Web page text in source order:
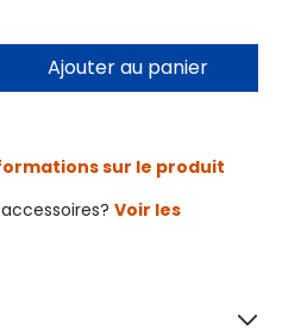
Ajouter au panier
sur le produit
Voir les